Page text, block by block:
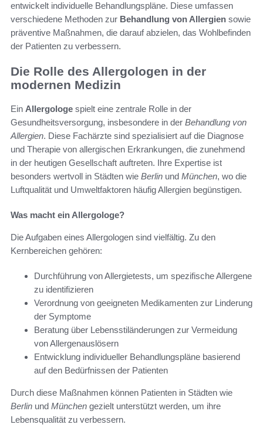
entwickelt individuelle Behandlungspläne. Diese umfassen
verschiedene Methoden zur Behandlung von Allergien sowie
präventive Maßnahmen, die darauf abzielen, das Wohlbefinden
der Patienten zu verbessern.
Die Rolle des Allergologen in der
modernen Medizin
Ein Allergologe spielt eine zentrale Rolle in der
Gesundheitsversorgung, insbesondere in der Behandlung von
Allergien. Diese Fachärzte sind spezialisiert auf die Diagnose
und Therapie von allergischen Erkrankungen, die zunehmend
in der heutigen Gesellschaft auftreten. Ihre Expertise ist
besonders wertvoll in Städten wie Berlin und München, wo die
Luftqualität und Umweltfaktoren häufig Allergien begünstigen.
Was macht ein Allergologe?
Die Aufgaben eines Allergologen sind vielfältig. Zu den
Kernbereichen gehören:
Durchführung von Allergietests, um spezifische Allergene
zu identifizieren
Verordnung von geeigneten Medikamenten zur Linderung
der Symptome
Beratung über Lebensstiländerungen zur Vermeidung
von Allergenauslösern
Entwicklung individueller Behandlungspläne basierend
auf den Bedürfnissen der Patienten
Durch diese Maßnahmen können Patienten in Städten wie
Berlin und München gezielt unterstützt werden, um ihre
Lebensqualität zu verbessern.